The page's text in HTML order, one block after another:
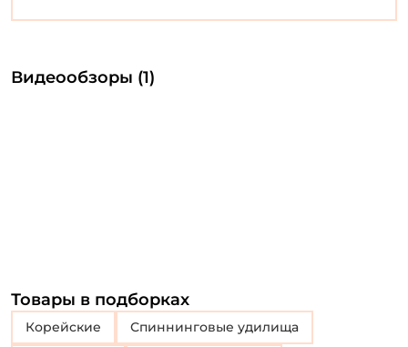
Видеообзоры (1)
Товары в подборках
Корейские Спиннинговые удилища